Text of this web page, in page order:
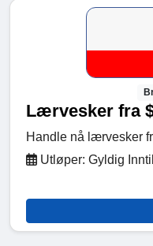
Lærvesker fra
Handle nå lærvesker
Utløper: Gyldig